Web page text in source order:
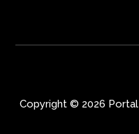
Copyright © 2026